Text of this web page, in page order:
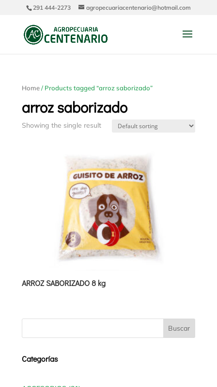
291 444-2273 agropecuariacentenario@hotmail.com
Home/ Products tagged “arroz saborizado”
arroz saborizado
Showing the single result
ARROZ SABORIZADO 8 kg
Categorías